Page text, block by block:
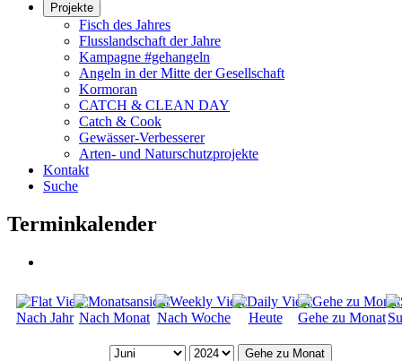
Projekte
Fisch des Jahres
Flusslandschaft der Jahre
Kampagne #gehangeln
Angeln in der Mitte der Gesellschaft
Kormoran
CATCH & CLEAN DAY
Catch & Cook
Gewässer-Verbesserer
Arten- und Naturschutzprojekte
Kontakt
Suche
Terminkalender
Nach Jahr Nach Monat Nach Woche Heute Gehe zu Monat
Gehe zu Monat